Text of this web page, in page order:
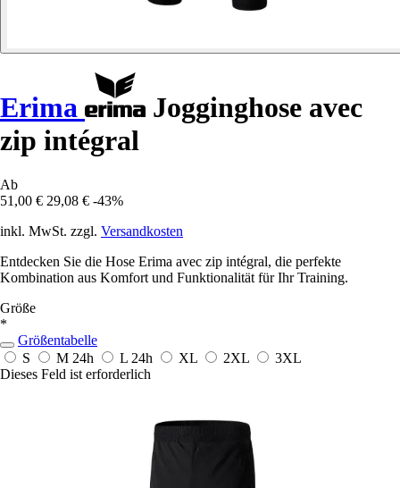
Erima
Jogginghose avec
zip intégral
Ab
51,00 € 29,08 € -43%
inkl. MwSt. zzgl. Versandkosten
Entdecken Sie die Hose Erima avec zip intégral, die perfekte
Kombination aus Komfort und Funktionalität für Ihr Training.
Größe
*
Größentabelle
S
M 24h L 24h XL 2XL
3XL
Dieses Feld ist erforderlich